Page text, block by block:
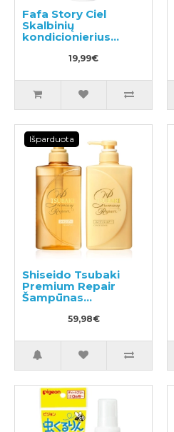
Fafa Story Ciel
Skalbinių
kondicionierius
19,99€
Išparduota
Shiseido Tsubaki
Premium Repair
Šampūnas
kondicionierius
59,98€